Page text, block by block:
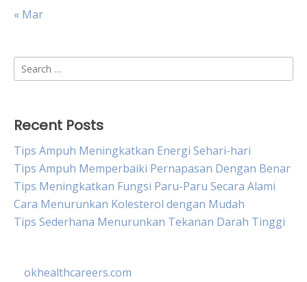
« Mar
Search
for:
Recent Posts
Tips Ampuh Meningkatkan Energi Sehari-hari
Tips Ampuh Memperbaiki Pernapasan Dengan Benar
Tips Meningkatkan Fungsi Paru-Paru Secara Alami
Cara Menurunkan Kolesterol dengan Mudah
Tips Sederhana Menurunkan Tekanan Darah Tinggi
okhealthcareers.com